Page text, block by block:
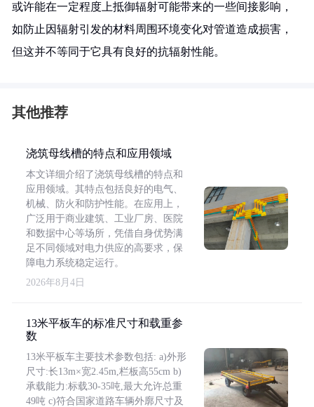
或许能在一定程度上抵御辐射可能带来的一些间接影响，
如防止因辐射引发的材料周围环境变化对管道造成损害，
但这并不等同于它具有良好的抗辐射性能。
其他推荐
浇筑母线槽的特点和应用领域
本文详细介绍了浇筑母线槽的特点和
应用领域。其特点包括良好的电气、
机械、防火和防护性能。在应用上，
广泛用于商业建筑、工业厂房、医院
和数据中心等场所，凭借自身优势满
足不同领域对电力供应的高要求，保
障电力系统稳定运行。
2026年8月4日
13米平板车的标准尺寸和载重参
数
13米平板车主要技术参数包括: a)外形
尺寸:长13m×宽2.45m,栏板高55cm b)
承载能力:标载30-35吨,最大允许总重
49吨 c)符合国家道路车辆外廓尺寸及